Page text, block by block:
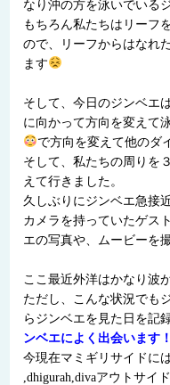
なり沖の方を泳いでいる
もちろん私たちはリーフ
ので、リーフからはなれ
ます
そして、今日のジンベエ
に向かって方向を変えて
で方向を変えて他のダ
そして、私たちの周りを
えて行きました。
久しぶりにジンベエ急接
カメラを持っていたゲス
エの写真や、ムービーを
ここ最近外洋はかなり波
ただし、こんな状況でも
らジンベエを見た日を記
ンベエによく出会います！
今現在マミギリサイドに
,dhigurah,divaアウトサイ